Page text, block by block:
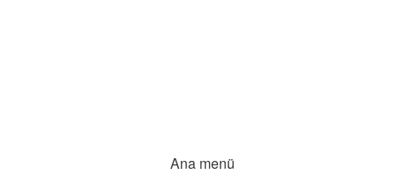
Ana menü